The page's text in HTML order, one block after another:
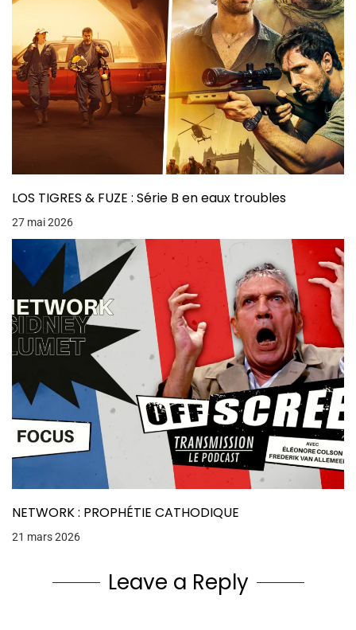
LOS TIGRES & FUZE : Série B en eaux troubles
27 mai 2026
NETWORK : PROPHÉTIE CATHODIQUE
21 mars 2026
Leave a Reply